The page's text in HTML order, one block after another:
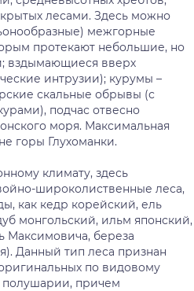
лесами. Здесь можно
межгорные
протекают небольшие, но
вздымающиеся вверх
интрузии); курумы –
скальные обрывы (с
подчас отвесно
моря. Максимальная
горы Глухоманки.
климату, здесь
широколиственные леса,
как кедр корейский, ель
монгольский, ильм японский,
Максимовича, береза
Данный тип леса признан
по видовому
полушарии, причем